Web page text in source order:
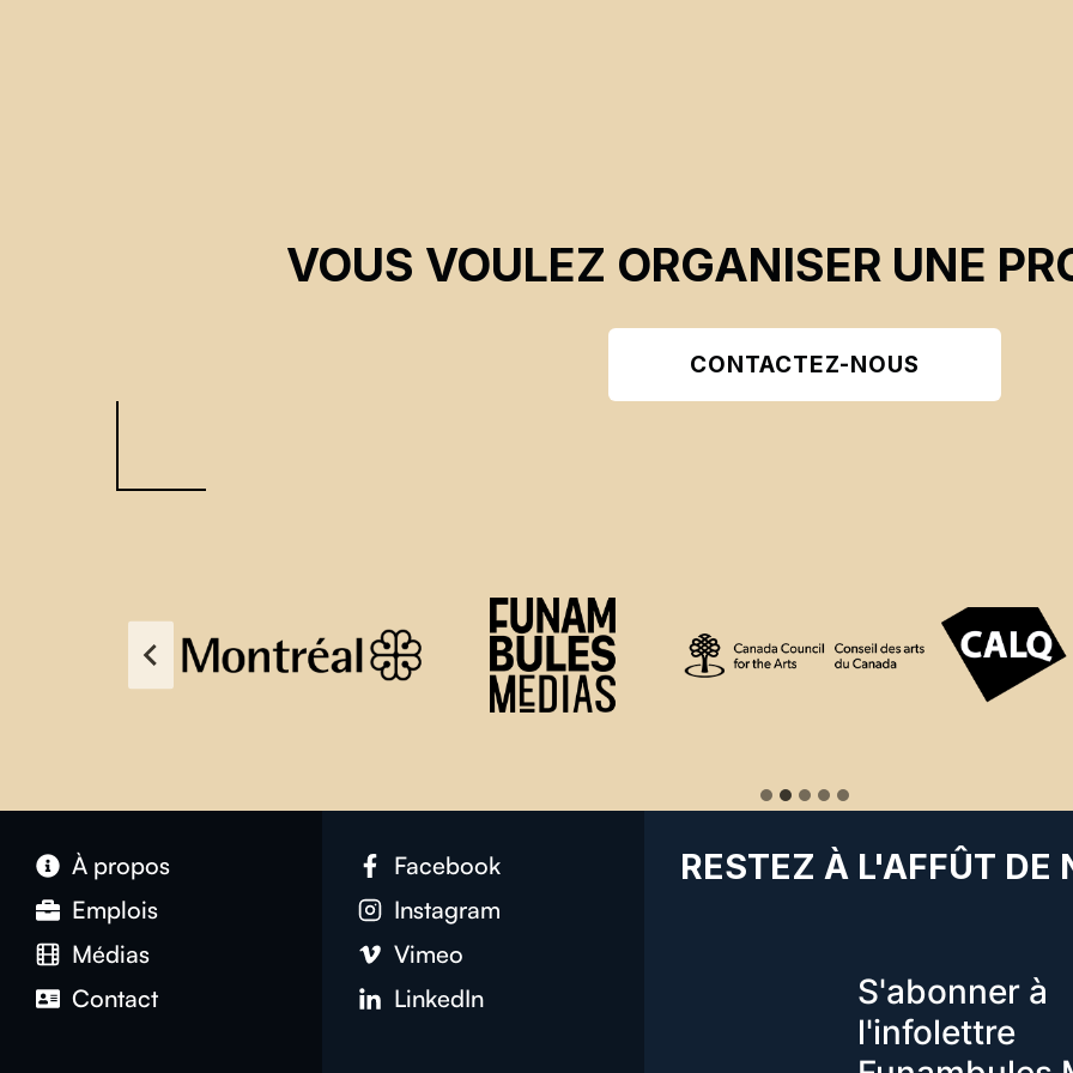
VOUS VOULEZ ORGANISER UNE
CONTACTEZ-NOUS
À propos
Emplois
Médias
Contact
Facebook
Instagram
Vimeo
LinkedIn
RESTEZ À L'AFFÛT DE
S'abonner à
l'infolettre